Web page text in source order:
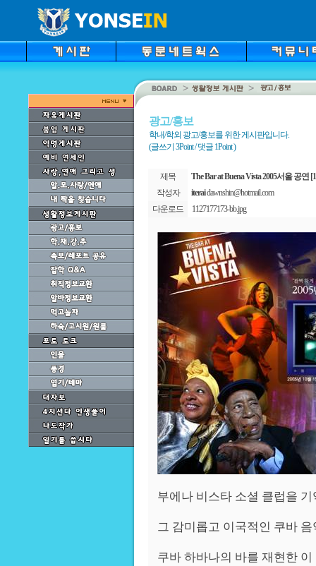
광고/홍보
학내/학외 광고/홍보를 위한 게시판입니다.
(글쓰기 3Point / 댓글 1Point )
제목
The Bar at Buena Vista 2005서울 공연
작성자
iteraidawnshin@hotmail.com
다운로드
1127177173-bb.jpg
부에나 비스타 소셜 클럽을
그 감미롭고 이국적인 쿠바
쿠바 하바나의 바를 재현한